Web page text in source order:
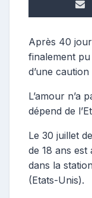
Après 40
finalement
d’une caution
L’amour n’a
dépend de
Le 30 juillet
de 18 ans
dans la
(Etats-Unis).